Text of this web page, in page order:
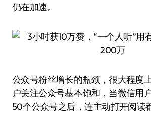
仍在加速。
公众号粉丝增长的瓶颈，很大程度
户关注公众号基本饱和，当微信用
50个公众号之后，连主动打开阅读